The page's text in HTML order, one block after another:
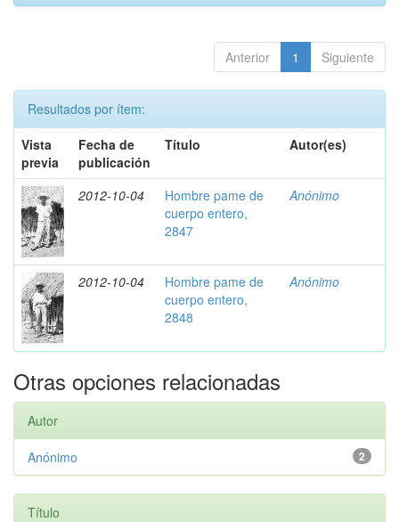
Anterior 1 Siguiente
Resultados por ítem:
Vista
previa
Fecha de
publicación
Título Autor(es)
2012-10-04
Hombre pame de
cuerpo entero,
2847
Anónimo
2012-10-04
Hombre pame de
cuerpo entero,
2848
Anónimo
Otras opciones relacionadas
Autor
2
Anónimo
Título